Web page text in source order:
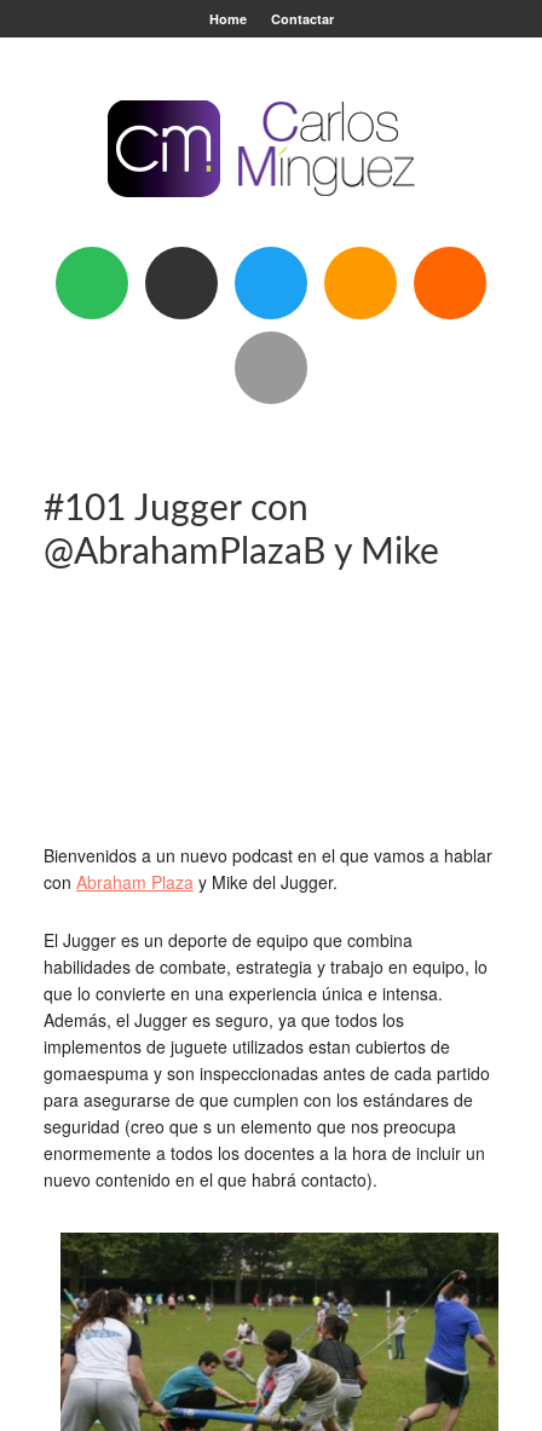
Home Contactar
#101 Jugger con
@AbrahamPlazaB y Mike
Bienvenidos a un nuevo podcast en el que vamos a hablar
con Abraham Plazay Mike del Jugger.
El Jugger es un deporte de equipo que combina
habilidades de combate, estrategia y trabajo en equipo, lo
que lo convierte en una experiencia única e intensa.
Además, el Jugger es seguro, ya que todos los
implementos de juguete utilizados estan cubiertos de
gomaespuma y son inspeccionadas antes de cada partido
para asegurarse de que cumplen con los estándares de
seguridad (creo que s un elemento que nos preocupa
enormemente a todos los docentes a la hora de incluir un
nuevo contenido en el que habrá contacto).